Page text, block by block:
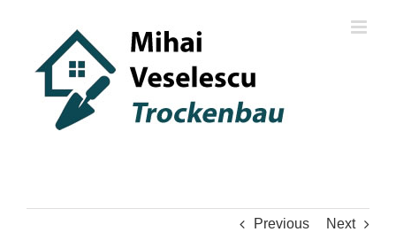
Previous Next